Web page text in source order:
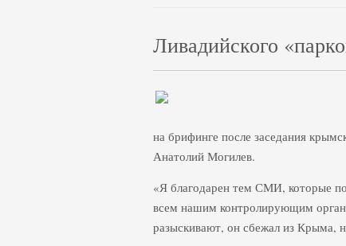
Ливадийского
на брифинге после заседания
Анатолий Могилев.
«Я благодарен тем СМИ, которые
всем нашим контролирующим
разыскивают, он сбежал из Крыма,